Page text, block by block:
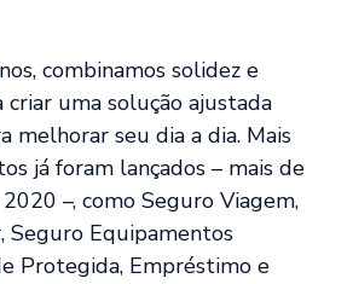
combinamos solidez e
uma solução ajustada
melhorar seu dia a dia. Mais
já foram lançados – mais de
–, como Seguro Viagem,
Seguro Equipamentos
Protegida, Empréstimo e